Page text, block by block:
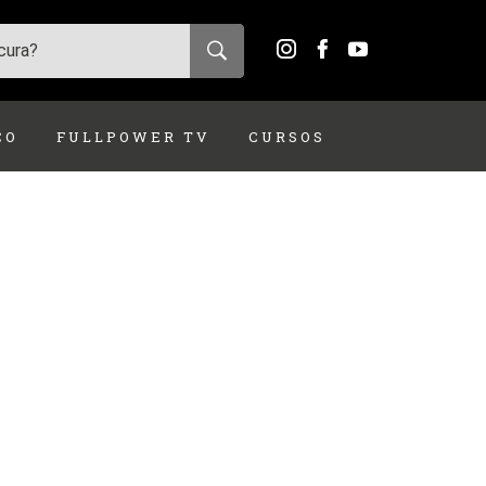
FULLPOWER TV CURSOS